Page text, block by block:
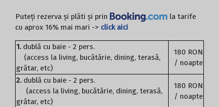
Puteți rezerva și plăti și prin
la tarife
cu aprox 16% mai mari -> click aici
1. dublă cu baie - 2 pers.
(access la living, bucătărie, dining, terasă,
grătar, etc)
180 RON
/ noapte
2. dublă cu baie - 2 pers.
(access la living, bucătărie, dining, terasă,
grătar, etc)
180 RON
/ noapte